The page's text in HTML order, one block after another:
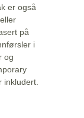
er også
på
i
og